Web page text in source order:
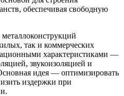
обеспечивая свободную
так и коммерческих
характеристиками —
звукоизоляцией и
идея — оптимизировать
издержки при